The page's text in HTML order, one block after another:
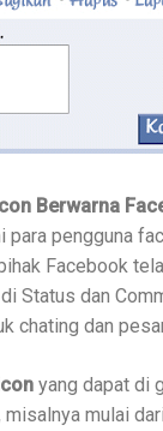
Berwarna
para pengguna
Facebook
di Status dan
chating dan
yang dapat di
misalnya mulai dari